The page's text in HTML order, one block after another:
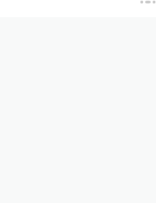
大国外交